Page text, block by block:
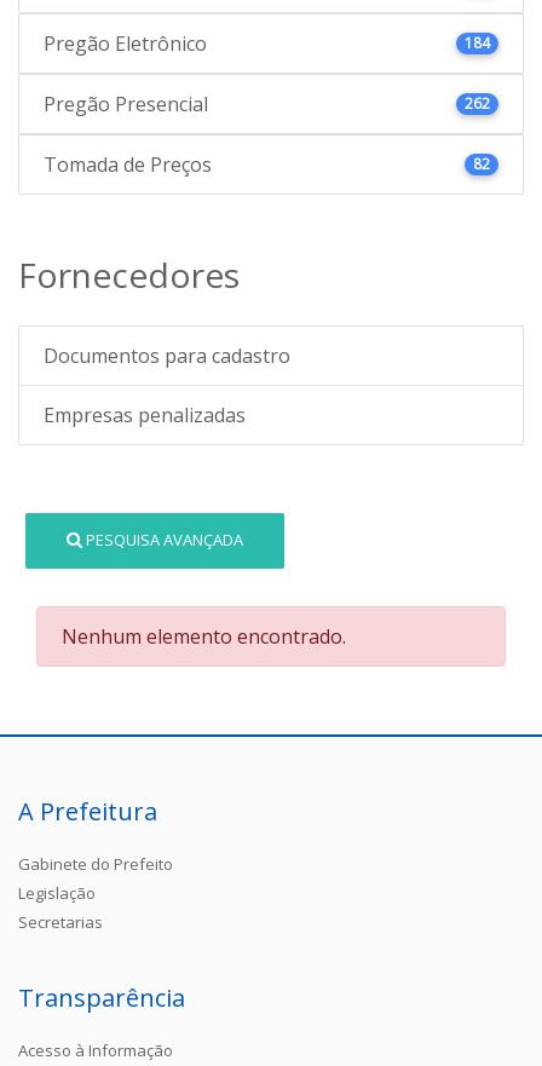
Pregão Eletrônico 184
Pregão Presencial 262
Tomada de Preços 82
Fornecedores
Documentos para cadastro
Empresas penalizadas
PESQUISA AVANÇADA
Nenhum elemento encontrado.
A Prefeitura
Gabinete do Prefeito
Legislação
Secretarias
Transparência
Acesso à Informação